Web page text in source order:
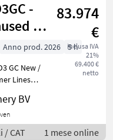
-
/
83.974
€
inclusa IVA
21%
69.400 €
netto
Anno prod. 2026
5 h
GC New /
Lines
Hours: 5
BV
/ CAT 1 mese online